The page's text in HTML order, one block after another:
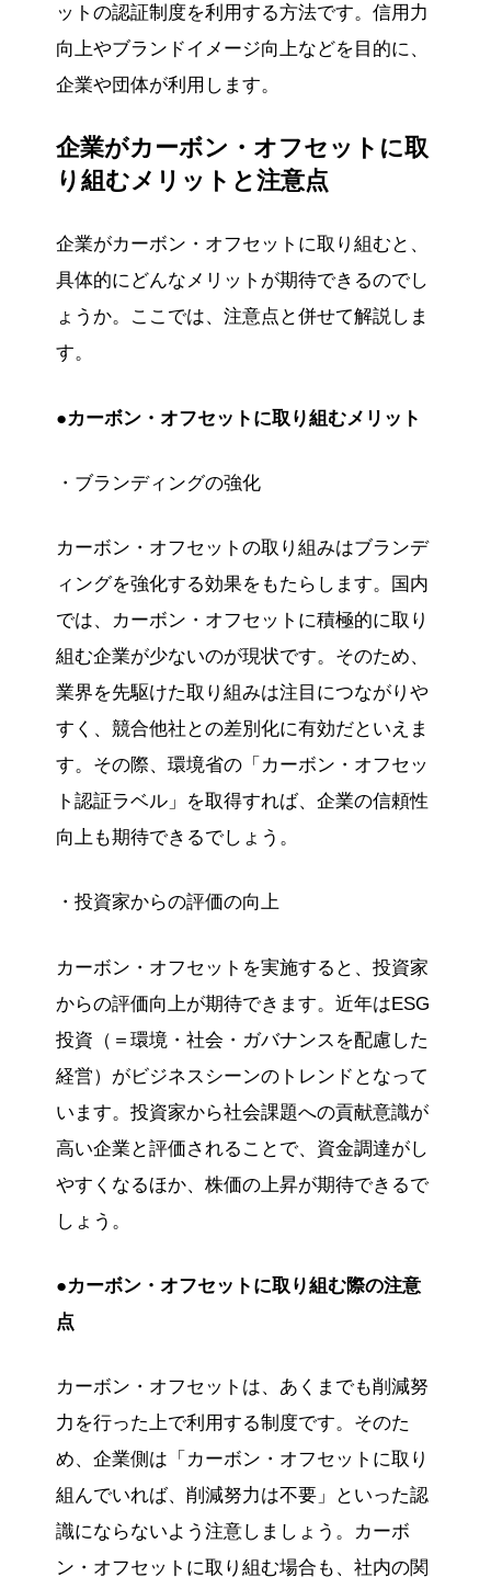
ットの認証制度を利用する方法です。信用力
向上やブランドイメージ向上などを目的に、
企業や団体が利用します。
企業がカーボン・オフセットに取
り組むメリットと注意点
企業がカーボン・オフセットに取り組むと、
具体的にどんなメリットが期待できるのでし
ょうか。ここでは、注意点と併せて解説しま
す。
●カーボン・オフセットに取り組むメリット
・ブランディングの強化
カーボン・オフセットの取り組みはブランデ
ィングを強化する効果をもたらします。国内
では、カーボン・オフセットに積極的に取り
組む企業が少ないのが現状です。そのため、
業界を先駆けた取り組みは注目につながりや
すく、競合他社との差別化に有効だといえま
す。その際、環境省の「カーボン・オフセッ
ト認証ラベル」を取得すれば、企業の信頼性
向上も期待できるでしょう。
・投資家からの評価の向上
カーボン・オフセットを実施すると、投資家
からの評価向上が期待できます。近年はESG
投資（＝環境・社会・ガバナンスを配慮した
経営）がビジネスシーンのトレンドとなって
います。投資家から社会課題への貢献意識が
高い企業と評価されることで、資金調達がし
やすくなるほか、株価の上昇が期待できるで
しょう。
●カーボン・オフセットに取り組む際の注意
点
カーボン・オフセットは、あくまでも削減努
力を行った上で利用する制度です。そのた
め、企業側は「カーボン・オフセットに取り
組んでいれば、削減努力は不要」といった認
識にならないよう注意しましょう。カーボ
ン・オフセットに取り組む場合も、社内の関